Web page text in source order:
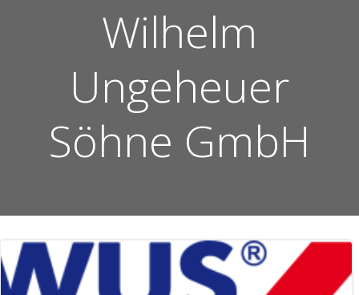
Wilhelm
Ungeheuer
Söhne GmbH